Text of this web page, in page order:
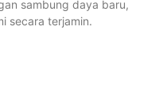
sambung daya baru,
secara terjamin.